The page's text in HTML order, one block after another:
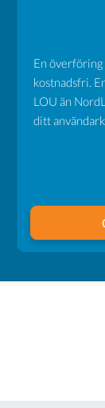
En
kostnadsfri.
LOU än
ditt